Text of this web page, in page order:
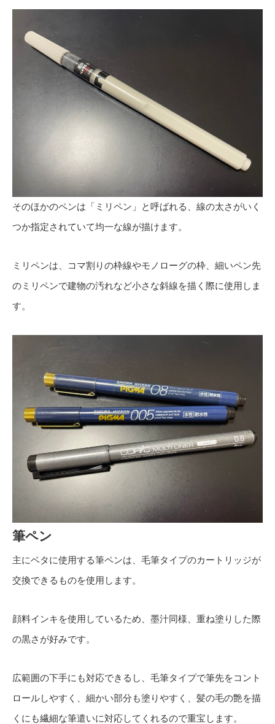
そのほかのペンは「ミリペン」と呼ばれる、線の太さがいく
つか指定されていて均一な線が描けます。
ミリペンは、コマ割りの枠線やモノローグの枠、細いペン先
のミリペンで建物の汚れなど小さな斜線を描く際に使用しま
す。
筆ペン
主にベタに使用する筆ペンは、毛筆タイプのカートリッジが
交換できるものを使用します。
顔料インキを使用しているため、墨汁同様、重ね塗りした際
の黒さが好みです。
広範囲の下手にも対応できるし、毛筆タイプで筆先をコント
ロールしやすく、細かい部分も塗りやすく、髪の毛の艶を描
くにも繊細な筆遣いに対応してくれるので重宝します。